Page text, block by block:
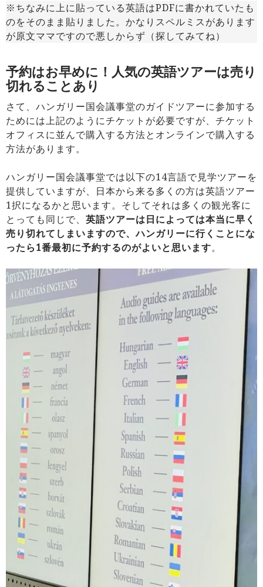
※ちなみに上に貼っている英語はPDFに書かれていたも
のをそのまま貼りました。かなりスペルミスがあります
が原文ママですので悪しからず（探してみてね）
予約はお早めに！人気の英語ツアーは売り
切れることあり
さて、ハンガリー国会議事堂のガイドツアーに参加する
ためには上記のようにチケットが必要ですが、チケット
オフィスに並んで購入する方法とオンラインで購入する
方法があります。
ハンガリー国会議事堂では以下の14言語で見学ツアーを
提供していますが、日本から来る多くの方は英語ツアー
1択になるかと思います。そしてそれは多くの観光客に
とっても同じで、 英語ツアーは日によっては本当に早く
売り切れてしまいますので、ハンガリーに行くことにな
ったら1番最初に予約するのがよいと思います。